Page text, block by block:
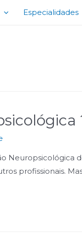
Especialidades
profissionais.